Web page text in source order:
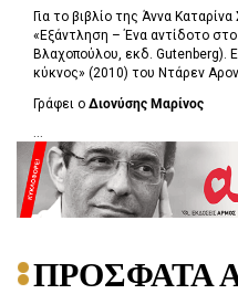
Για το βιβλίο της Άννα
«Εξάντληση – Ένα αντίδοτο
Βλαχοπούλου, εκδ. Gutenberg).
κύκνος» (2010) του Ντάρεν
Γράφει ο Διονύσης Μαρίνος
...
ΠΡΟΣΦΑΤΑ